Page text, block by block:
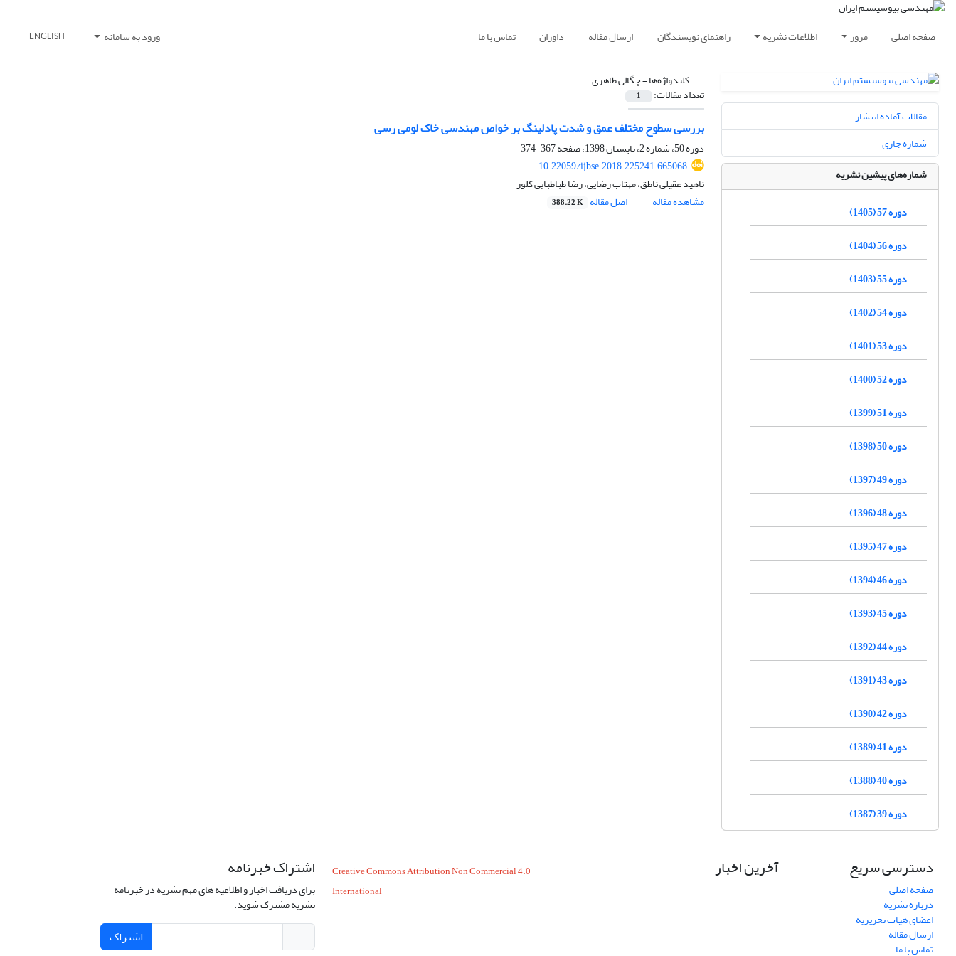
صفحه اصلی مرور اطلاعات نشریه راهنمای نویسندگان ارسال مقاله داوران تماس با ما ورود به سامانه ENGLISH
کلیدواژه‌ها =چگالی ظاهری
تعداد مقالات: 1
بررسی سطوح مختلف عمق و شدت پادلینگ بر خواص مهندسی خاک لومی رسی
دوره 50، شماره 2، تابستان 1398، صفحه
367-374
10.22059/ijbse.2018.225241.665068
ناهید عقیلی ناطق، مهتاب رضایی، رضا طباطبایی کلور
مشاهده مقاله
اصل مقاله 388.22 K
مقالات آماده انتشار
شماره جاری
شماره‌های پیشین نشریه
دوره 57 (1405)
دوره 56 (1404)
دوره 55 (1403)
دوره 54 (1402)
دوره 53 (1401)
دوره 52 (1400)
دوره 51 (1399)
دوره 50 (1398)
دوره 49 (1397)
دوره 48 (1396)
دوره 47 (1395)
دوره 46 (1394)
دوره 45 (1393)
دوره 44 (1392)
دوره 43 (1391)
دوره 42 (1390)
دوره 41 (1389)
دوره 40 (1388)
دوره 39 (1387)
دسترسی سریع
صفحه اصلی
درباره نشریه
اعضای هیات تحریریه
ارسال مقاله
تماس با ما
آخرین اخبار
Creative Commons Attribution Non Commercial 4.0
International
اشتراک خبرنامه
برای دریافت اخبار و اطلاعیه های مهم نشریه در خبرنامه
نشریه مشترک شوید.
اشتراک